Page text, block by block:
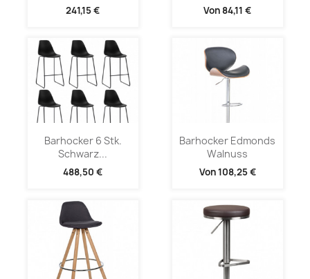
241,15 € Von 84,11 €
Barhocker 6 Stk.
Schwarz...
488,50 €
Barhocker Edmonds
Walnuss
Von108,25 €